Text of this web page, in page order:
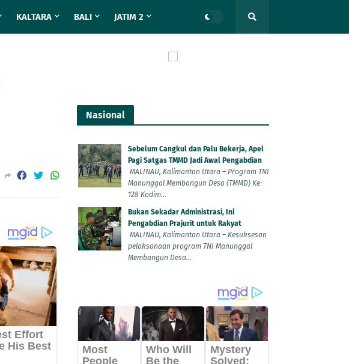
KALTARA BALI JATIM 2
Nasional
Sebelum Cangkul dan Palu Bekerja, Apel
Pagi Satgas TMMD Jadi Awal Pengabdian
MALINAU, Kalimantan Utara – Program TNI
Manunggal Membangun Desa (TMMD) Ke-
128 Kodim...
Bukan Sekadar Administrasi, Ini
Pengabdian Prajurit untuk Rakyat
MALINAU, Kalimantan Utara – Kesuksesan
pelaksanaan program TNI Manunggal
Membangun Desa...